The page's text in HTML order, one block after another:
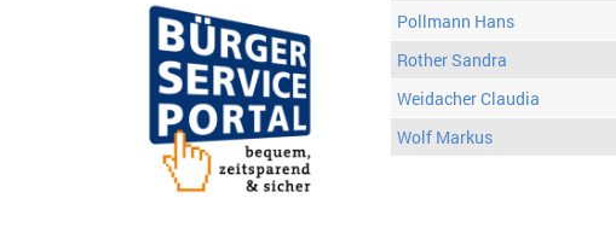
Pollmann Hans
Rother Sandra
Weidacher Claudia
Wolf Markus